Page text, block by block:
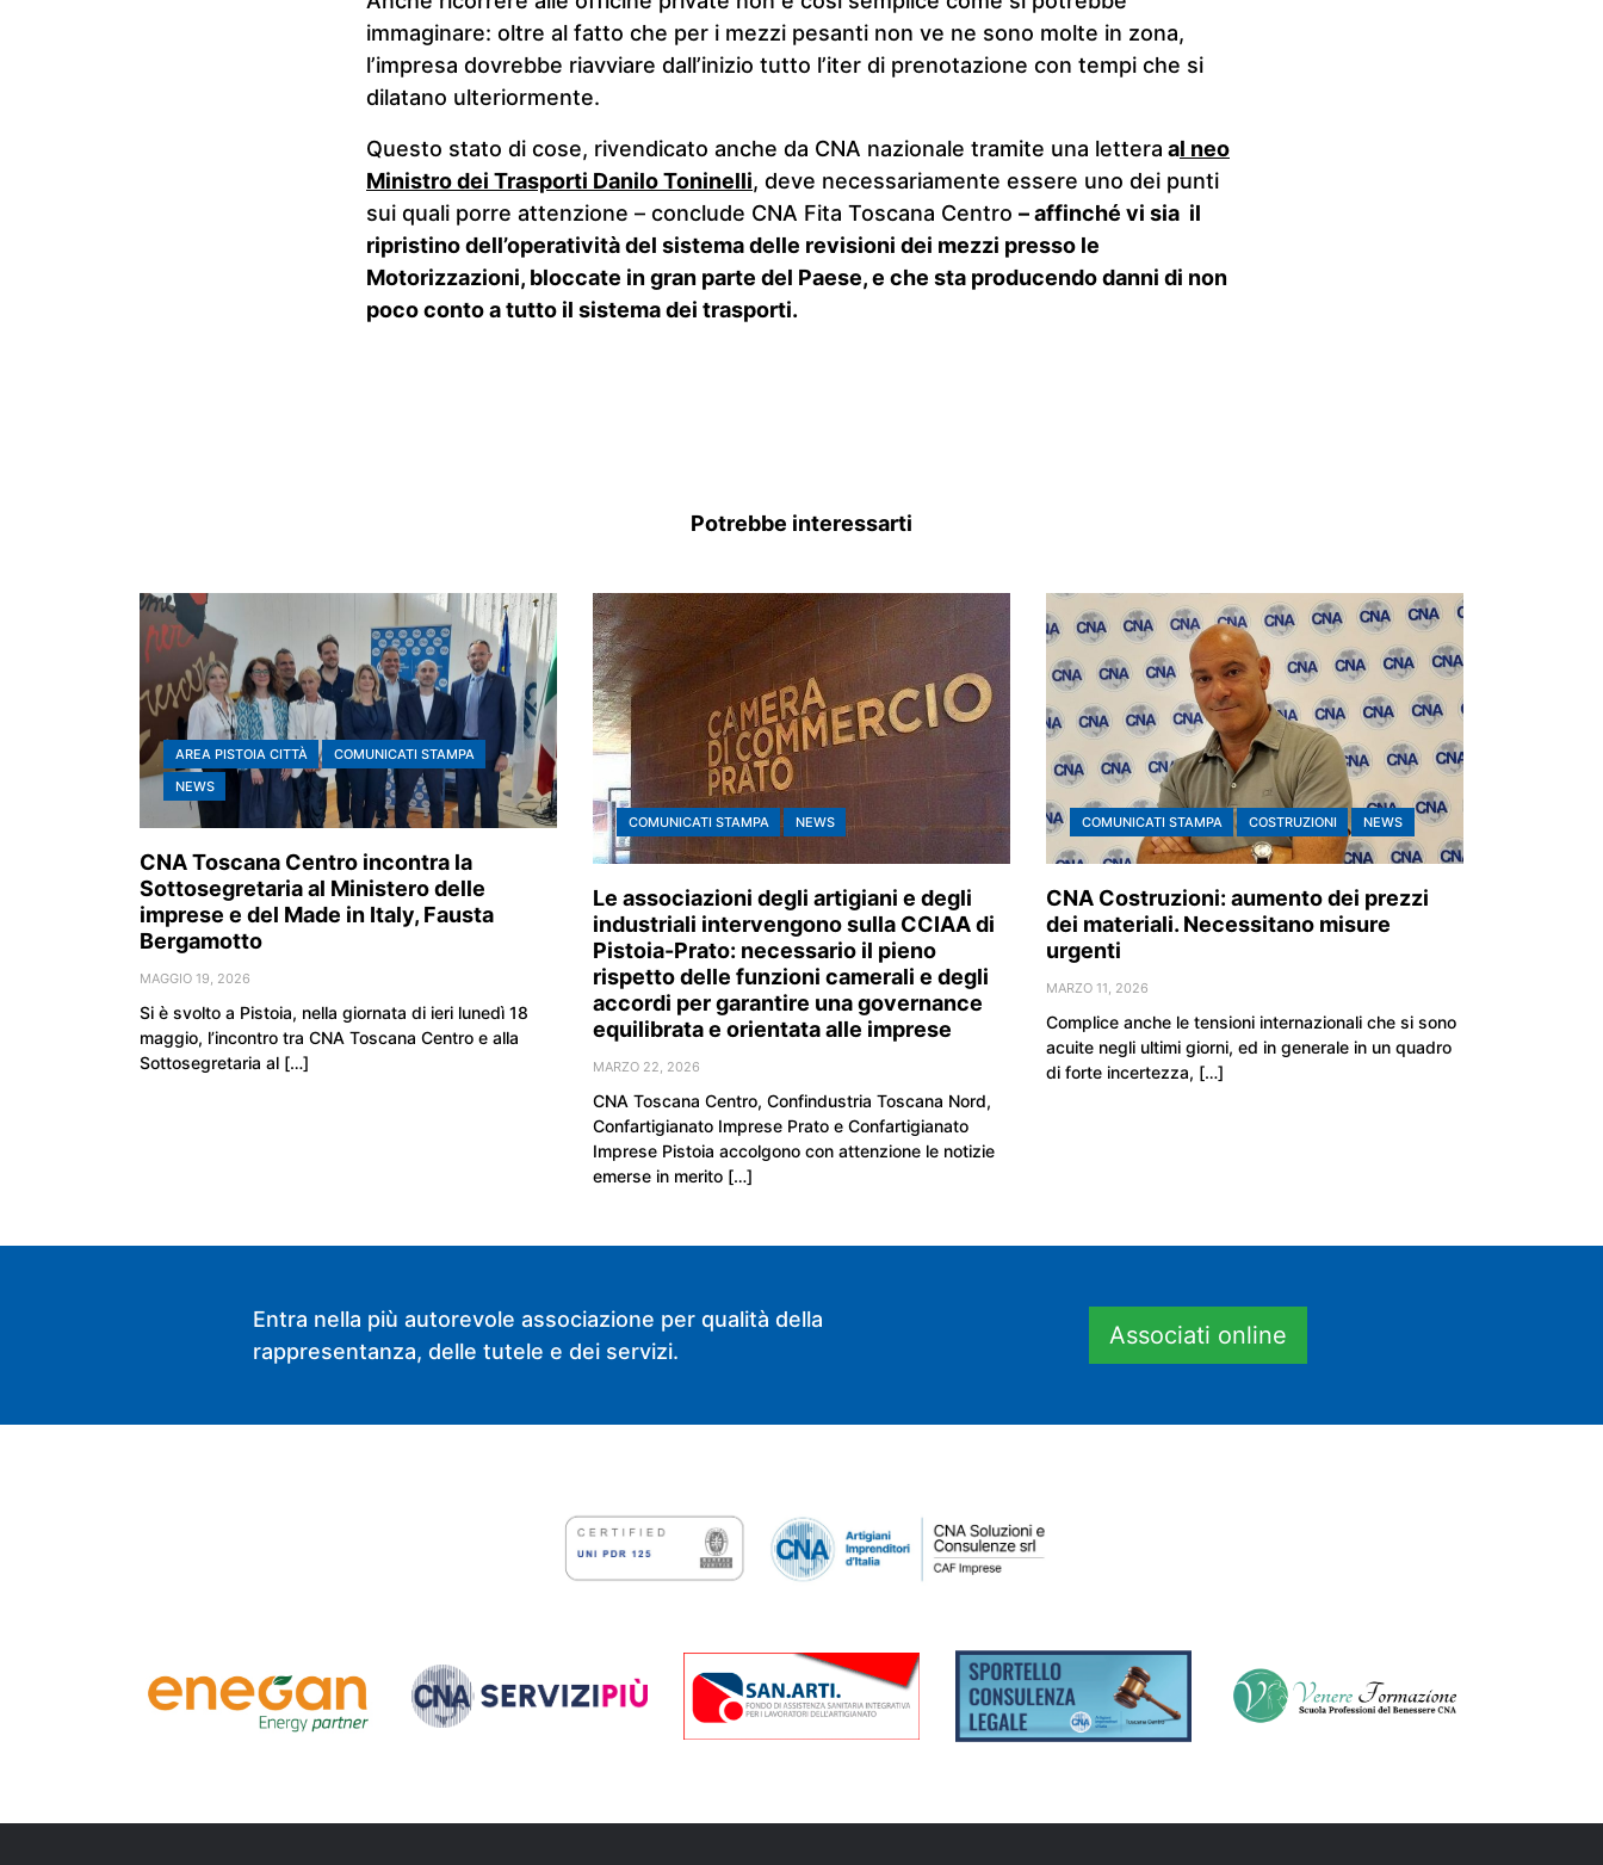
immaginare: oltre al fatto che per i mezzi pesanti non ve ne sono molte in zona,
l’impresa dovrebbe riavviare dall’inizio tutto l’iter di prenotazione con tempi che si
dilatano ulteriormente.
Questo stato di cose, rivendicato anche da CNA nazionale tramite una lettera al neo
Ministro dei Trasporti Danilo Toninelli, deve necessariamente essere uno dei punti
sui quali porre attenzione – conclude CNA Fita Toscana Centro – affinché vi sia il
ripristino dell’operatività del sistema delle revisioni dei mezzi presso le
Motorizzazioni, bloccate in gran parte del Paese, e che sta producendo danni di non
poco conto a tutto il sistema dei trasporti.
Potrebbe interessarti
AREA PISTOIA CITTÀ
COMUNICATI STAMPA
NEWS
CNA Toscana Centro incontra la
Sottosegretaria al Ministero delle
imprese e del Made in Italy, Fausta
Bergamotto
MAGGIO 19, 2026
Si è svolto a Pistoia, nella giornata di ieri lunedì 18
maggio, l’incontro tra CNA Toscana Centro e alla
Sottosegretaria al […]
COMUNICATI STAMPA NEWS
Le associazioni degli artigiani e degli
industriali intervengono sulla CCIAA di
Pistoia-Prato: necessario il pieno
rispetto delle funzioni camerali e degli
accordi per garantire una governance
equilibrata e orientata alle imprese
MARZO 22, 2026
CNA Toscana Centro, Confindustria Toscana Nord,
Confartigianato Imprese Prato e Confartigianato
Imprese Pistoia accolgono con attenzione le notizie
emerse in merito […]
COMUNICATI STAMPA COSTRUZIONI NEWS
CNA Costruzioni: aumento dei prezzi
dei materiali. Necessitano misure
urgenti
MARZO 11, 2026
Complice anche le tensioni internazionali che si sono
acuite negli ultimi giorni, ed in generale in un quadro
di forte incertezza, […]
Entra nella più autorevole associazione per qualità della
rappresentanza, delle tutele e dei servizi.
Associati online